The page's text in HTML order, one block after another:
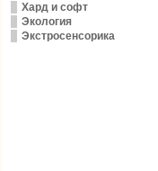
Хард и софт
Экология
Экстросенсорика